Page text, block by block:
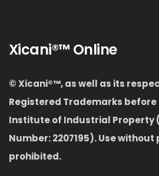
Xicani®™ Online
© Xicani®™,as well as its
Registered Trademarks before
Institute of Industrial Property
Number: 2207195). Use
prohibited.